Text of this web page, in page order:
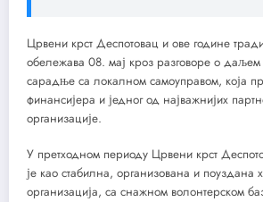
Црвени крст Деспотовац и ове године
обележава 08. мај кроз разговоре о
сарадње са локалном самоуправом, која
финансијера и једног од најважнијих
организације.
У претходном периоду Црвени крст
је као стабилна, организована и поуздана
организација, са снажном волонтерском